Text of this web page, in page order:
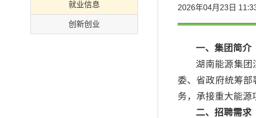
就业信息
创新创业
2026年04月23
一、集团简介
湖南能源集团
委、省政府统筹
务，承接重大能源
二、招聘需求